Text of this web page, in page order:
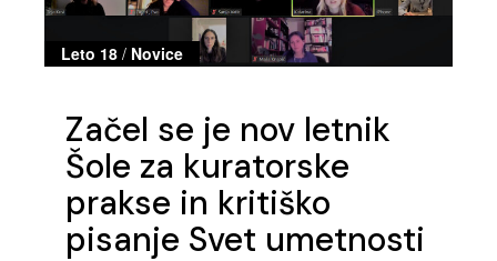
Leto 18 / Novice
Začel se je nov letnik
Šole za kuratorske
prakse in kritiško
pisanje Svet umetnosti